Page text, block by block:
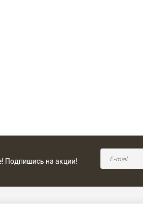
Подпишись на акции!